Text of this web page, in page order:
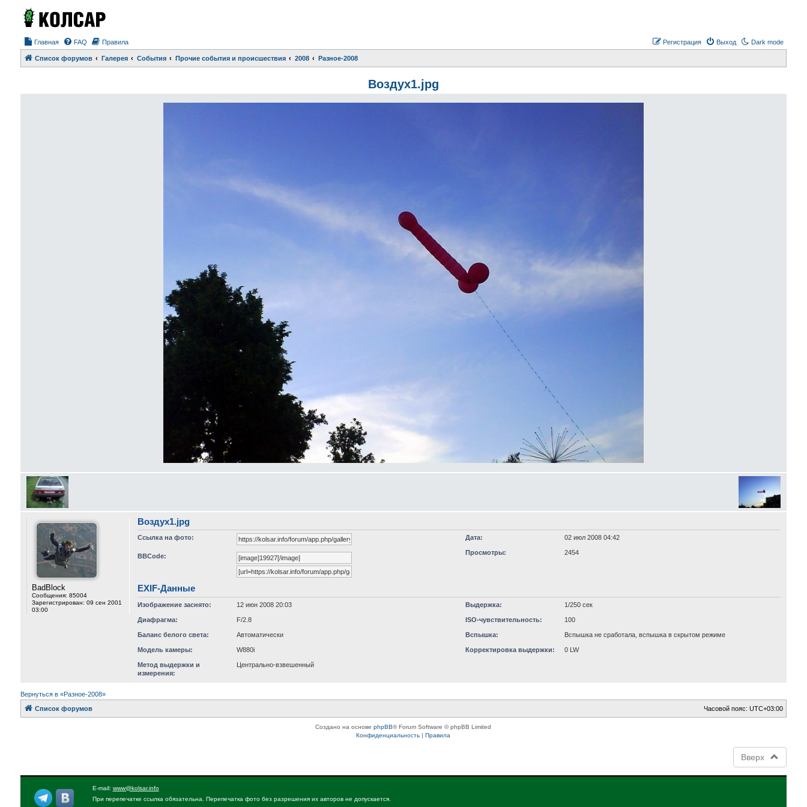
Главная Dark mode
FAQ Правила Выход
Регистрация
Список форумов Галерея События Прочие события и происшествия 2008 Разное-2008
Воздух1.jpg
BadBlock
Сообщения: 85004
Зарегистрирован: 09 сен 2001
03:00
Воздух1.jpg
Дата: 02 июл 2008 04:42
Ссылка на фото:
Просмотры: 2454
BBCode:
EXIF-Данные
Изображение заснято: 12 июн 2008 20:03 Выдержка: 1/250 сек
Диафрагма: F/2.8 ISO-чувствительность: 100
Баланс белого света: Автоматически Вспышка: Вспышка не сработала, вспышка в скрытом режиме
Модель камеры: W880i Корректировка выдержки: 0 LW
Метод выдержки и
измерения:
Центрально-взвешенный
Вернуться в «Разное-2008»
Список форумов
Часовой пояс:UTC+03:00
Создано на основеphpBB® Forum Software © phpBB Limited
Конфиденциальность |Правила
Вверх
E-mail: www@kolsar.info
При перепечатке ссылка обязательна. Перепечатка фото без разрешения их авторов не допускается.